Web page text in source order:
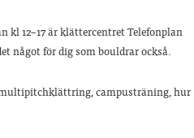
kl 12–17 är klättercentret Telefonplan
något för dig som bouldrar också.
campusträning, hur